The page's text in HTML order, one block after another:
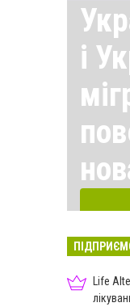
і
Life